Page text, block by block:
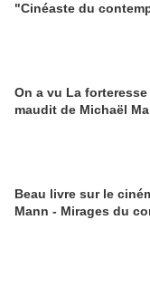
"Cinéaste du
On a vu La
maudit de Michaël
Beau livre sur le
Mann - Mirages du